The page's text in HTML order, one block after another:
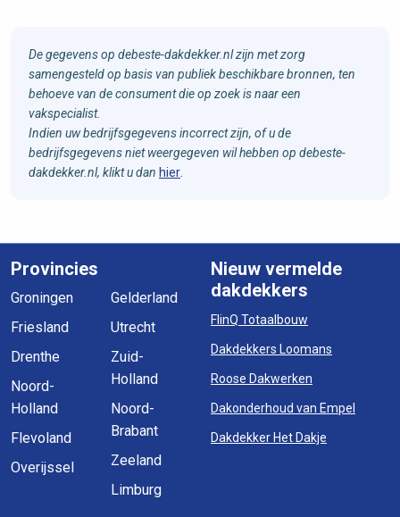
De gegevens op debeste-dakdekker.nl zijn met zorg
samengesteld op basis van publiek beschikbare bronnen, ten
behoeve van de consument die op zoek is naar een
vakspecialist.
Indien uw bedrijfsgegevens incorrect zijn, of u de
bedrijfsgegevens niet weergegeven wil hebben op debeste-
dakdekker.nl, klikt u dan hier
Provincies
Groningen
Friesland
Drenthe
Noord-
Holland
Flevoland
Overijssel
Gelderland
Utrecht
Zuid-
Holland
Noord-
Brabant
Zeeland
Limburg
Nieuw vermelde
dakdekkers
FlinQ Totaalbouw
Dakdekkers Loomans
Roose Dakwerken
Dakonderhoud van Empel
Dakdekker Het Dakje